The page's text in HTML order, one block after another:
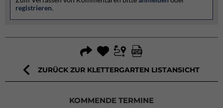
registrieren.
ZURÜCK ZUR KLETTERGARTEN LISTANSICHT
KOMMENDE TERMINE